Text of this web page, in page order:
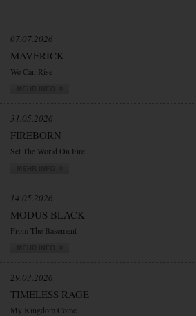
07.07.2026
MAVERICK
We Can Rise
31.05.2026
FIREBORN
Set The World On Fire
14.05.2026
MODUS BLACK
From The Basement
29.03.2026
TIMELESS RAGE
My Kingdom Come